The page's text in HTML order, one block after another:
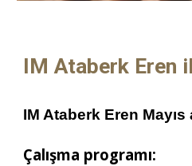
IM Ataberk Eren
IM Ataberk Eren Mayıs
Çalışma programı: